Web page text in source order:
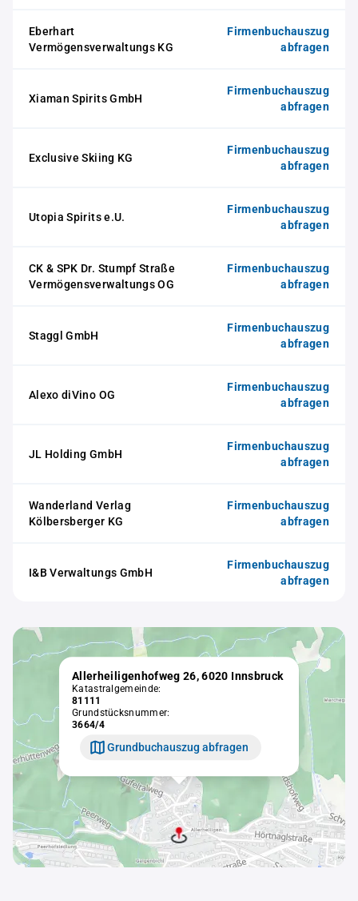
Eberhart
Vermögensverwaltungs KG
Firmenbuchauszug
abfragen
Xiaman Spirits GmbH
Firmenbuchauszug
abfragen
Exclusive Skiing KG
Firmenbuchauszug
abfragen
Utopia Spirits e.U.
Firmenbuchauszug
abfragen
CK & SPK Dr. Stumpf Straße
Vermögensverwaltungs OG
Firmenbuchauszug
abfragen
Staggl GmbH
Firmenbuchauszug
abfragen
Alexo diVino OG
Firmenbuchauszug
abfragen
JL Holding GmbH
Firmenbuchauszug
abfragen
Wanderland Verlag
Kölbersberger KG
Firmenbuchauszug
abfragen
I&B Verwaltungs GmbH
Firmenbuchauszug
abfragen
Allerheiligenhofweg 26, 6020 Innsbruck
Katastralgemeinde:
81111
Grundstücksnummer:
3664/4
Grundbuchauszug abfragen